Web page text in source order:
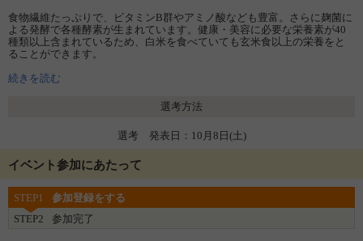
食物繊維たっぷりで、ビタミンB群やアミノ酸なども豊富。さらに麹菌に
よる発酵で各種酵素が生まれています。健康・美容に必要な栄養素が40
種類以上含まれているため、白米を食べていても玄米食以上の栄養をと
ることができます。
その玄米酵素にスーパーフード【スピルリナ】をプラスしたのが「ハ
スピルリナは、β-カロテン、ビタミンB群、鉄分、葉酸、葉緑素、食物繊
類の一種。クロレラと同じ藻類で、細胞壁が薄く消化吸収がよいのが特
徴です。
野菜不足の方、お酒が好きな方、鉄分が不足気味の方などにオススメ。
現代人は食生活の偏りにより、ビタミン・ミネラル、食物繊維、酵素な
どが不足しがち。玄米酵素は、そんな皆様の毎日の栄養をサポートしま
す！
続きを読む
選考方法
選考 発表日：10月8日(土)
イベント参加にあたって
STEP1
参加登録をする
STEP2
参加完了